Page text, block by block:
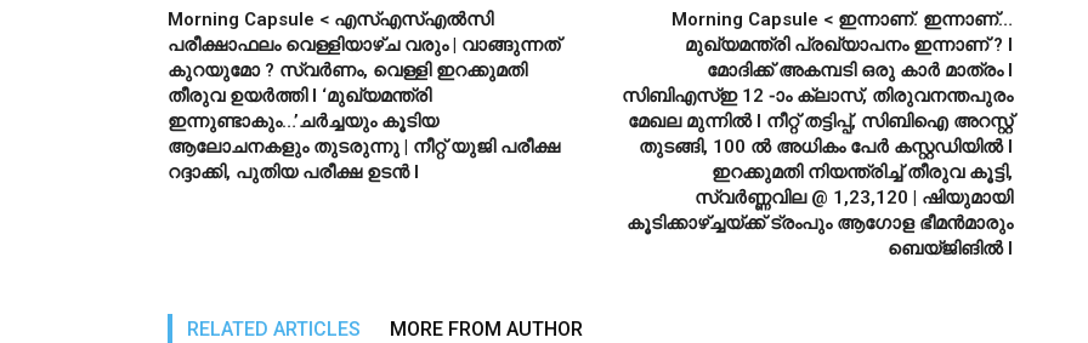
Morning Capsule < എസ്എസ്എൽസി
പരീക്ഷാഫലം വെള്ളിയാഴ്ച വരും | വാങ്ങുന്നത്
കുറയുമോ ? സ്വർണം, വെള്ളി ഇറക്കുമതി
തീരുവ ഉയർത്തി l ‘മുഖ്യമന്ത്രി
ഇന്നുണ്ടാകും…’ചർച്ചയും കൂടിയ
ആലോചനകളും തുടരുന്നു | നീറ്റ് യുജി പരീക്ഷ
റദ്ദാക്കി, പുതിയ പരീക്ഷ ഉടൻ l
Morning Capsule < ഇന്നാണ്. ഇന്നാണ്…
മുഖ്യമന്ത്രി പ്രഖ്യാപനം ഇന്നാണ് ? l
മോദിക്ക് അകമ്പടി ഒരു കാർ മാത്രം l
സിബിഎസ്ഇ 12 -ാം ക്ലാസ്, തിരുവനന്തപുരം
മേഖല മുന്നിൽ l നീറ്റ് തട്ടിപ്പ്, സിബിഐ അറസ്റ്റ്
തുടങ്ങി, 100 ൽ അധികം പേർ കസ്റ്റഡിയിൽ I
ഇറക്കുമതി നിയന്ത്രിച്ച് തീരുവ കൂട്ടി,
സ്വർണ്ണവില @ 1,23,120 | ഷിയുമായി
കൂടിക്കാഴ്ച്ചയ്ക്ക് ട്രംപും ആഗോള ഭീമൻമാരും
ബെയ്ജിങിൽ l
RELATED ARTICLES MORE FROM AUTHOR